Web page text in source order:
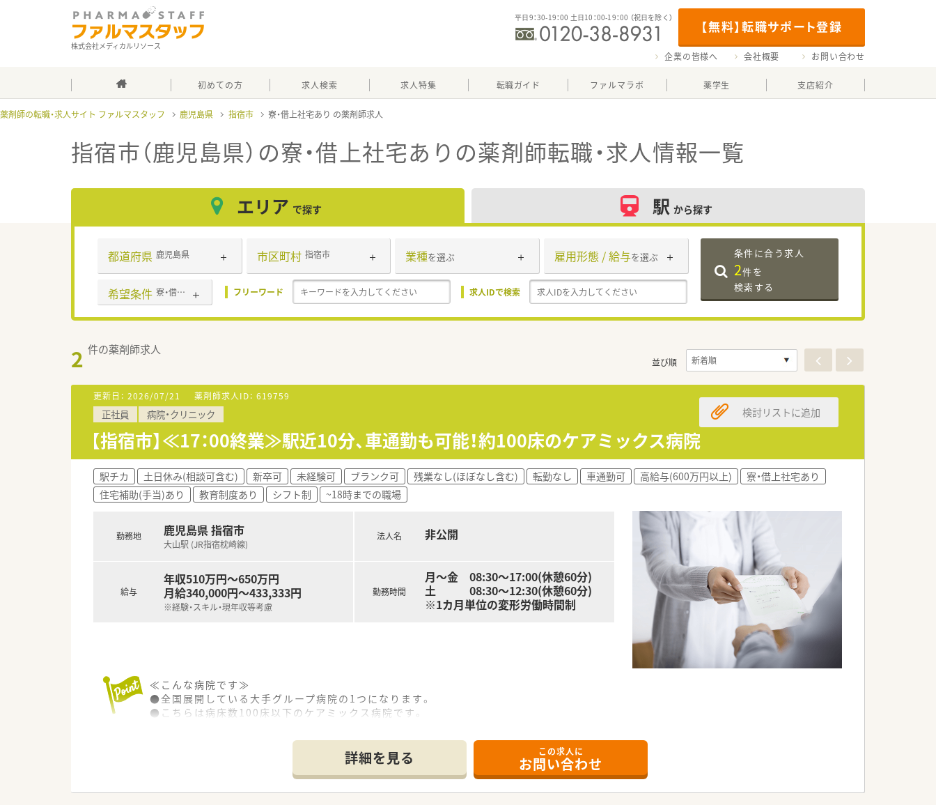
株式会社メディカルリソース
【無料】転職サポート登録
平日9：30-19：00 土日10：00-19：00 （祝日を除く）
企業の皆様へ 会社概要 お問い合わせ
初めての方 求人検索 求人特集 転職ガイド ファルマラボ 薬学生 支店紹介
薬剤師の転職・求人サイト ファルマスタッフ 鹿児島県 指宿市 寮・借上社宅あり
指宿市（鹿児島県）の寮・借上社宅あり の薬剤師転職・求人情報一覧
エリア で探す 駅 から探す
都道府県 鹿児島県 市区町村 指宿市 業種を選ぶ 雇用形態 / 給与を選ぶ
希望条件 寮・借上社宅あり フリーワード 求人IDで検索
条件に合う求人
2件を
検索する
2 件の薬剤師求人
並び順
更新日： 2026/07/21 薬剤師求人ID： 619759
正社員 病院・クリニック
【指宿市】≪17：00終業≫駅近10分、車通勤も可能！約100床のケアミックス病院
検討リストに追加
駅チカ 土日休み(相談可含む) 新卒可 未経験可 ブランク可 残業なし(ほぼなし含む) 転勤なし 車通勤可 高給与(600万円以上)
寮・借上社宅あり
住宅補助(手当)あり
教育制度あり シフト制 ~18時までの職場
勤務地 鹿児島県 指宿市
大山駅 (JR指宿枕崎線)
給与
年収510万円～650万円
月給340,000円～433,333円
※経験・スキル・現年収等考慮
法人名 非公開
勤務時間
月～金 08:30～17:00(休憩60分)
土 08:30～12:30(休憩60分)
※1カ月単位の変形労働時間制
≪こんな病院です≫
●全国展開している大手グループ病院の1つになります。
●こちらは病床数100床以下のケアミックス病院です。
●各種手当や研修体制など、福利厚生が整っています。
詳細を見る この求人に
お問い合わせ